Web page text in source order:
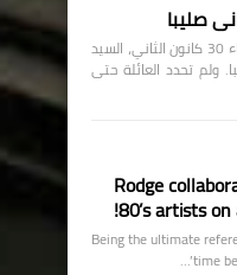
صليبا
توفي صباح اليوم، الاربعاء 30 كانون الثاني، السيد
ولم تحدد العائلة حتى
Rodge
80’s artists
Being the ultimate
time